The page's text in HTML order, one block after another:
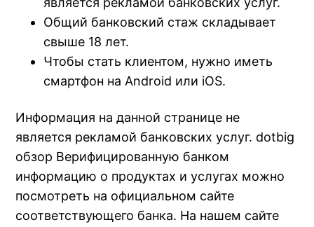
Общий банковский стаж складывает
свыше 18 лет.
Чтобы стать клиентом, нужно иметь
смартфон на Android или iOS.
Информация на данной странице не
является рекламой банковских услуг. dotbig
обзор Верифицированную банком
информацию о продуктах и услугах можно
посмотреть на официальном сайте
соответствующего банка. На нашем сайте